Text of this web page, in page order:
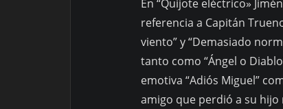
En “Quijote eléctrico»
referencia a Capitán
viento” y “Demasiado
tanto como “Ángel o
emotiva “Adiós Miguel”
amigo que perdió a su hijo